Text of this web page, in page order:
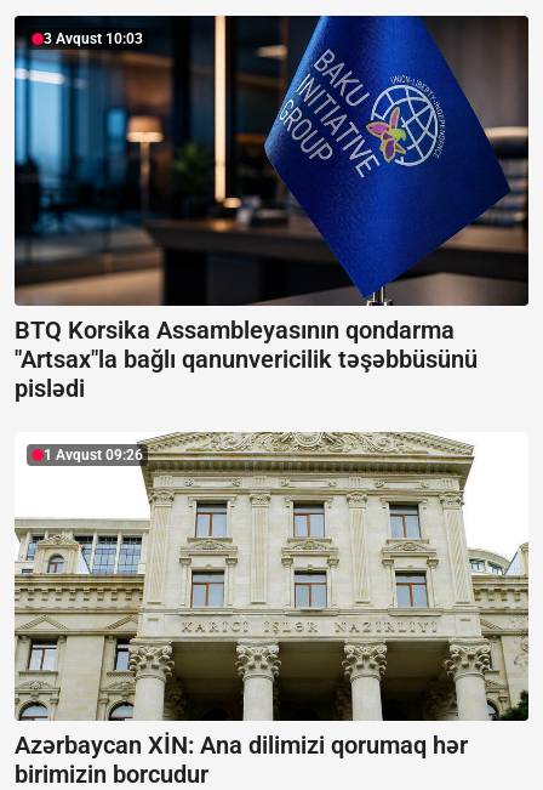
3 Avqust 10:03
BTQ Korsika Assambleyasının qondarma
"Artsax"la bağlı qanunvericilik təşəbbüsünü
pislədi
1 Avqust 09:26
Azərbaycan XİN: Ana dilimizi qorumaq hər
birimizin borcudur